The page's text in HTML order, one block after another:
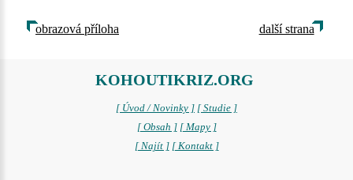
obrazová příloha další strana
KOHOUTIKRIZ.ORG
[ Úvod / Novinky ] [ Studie ]
[ Obsah ] [ Mapy ]
[ Najít ] [ Kontakt ]